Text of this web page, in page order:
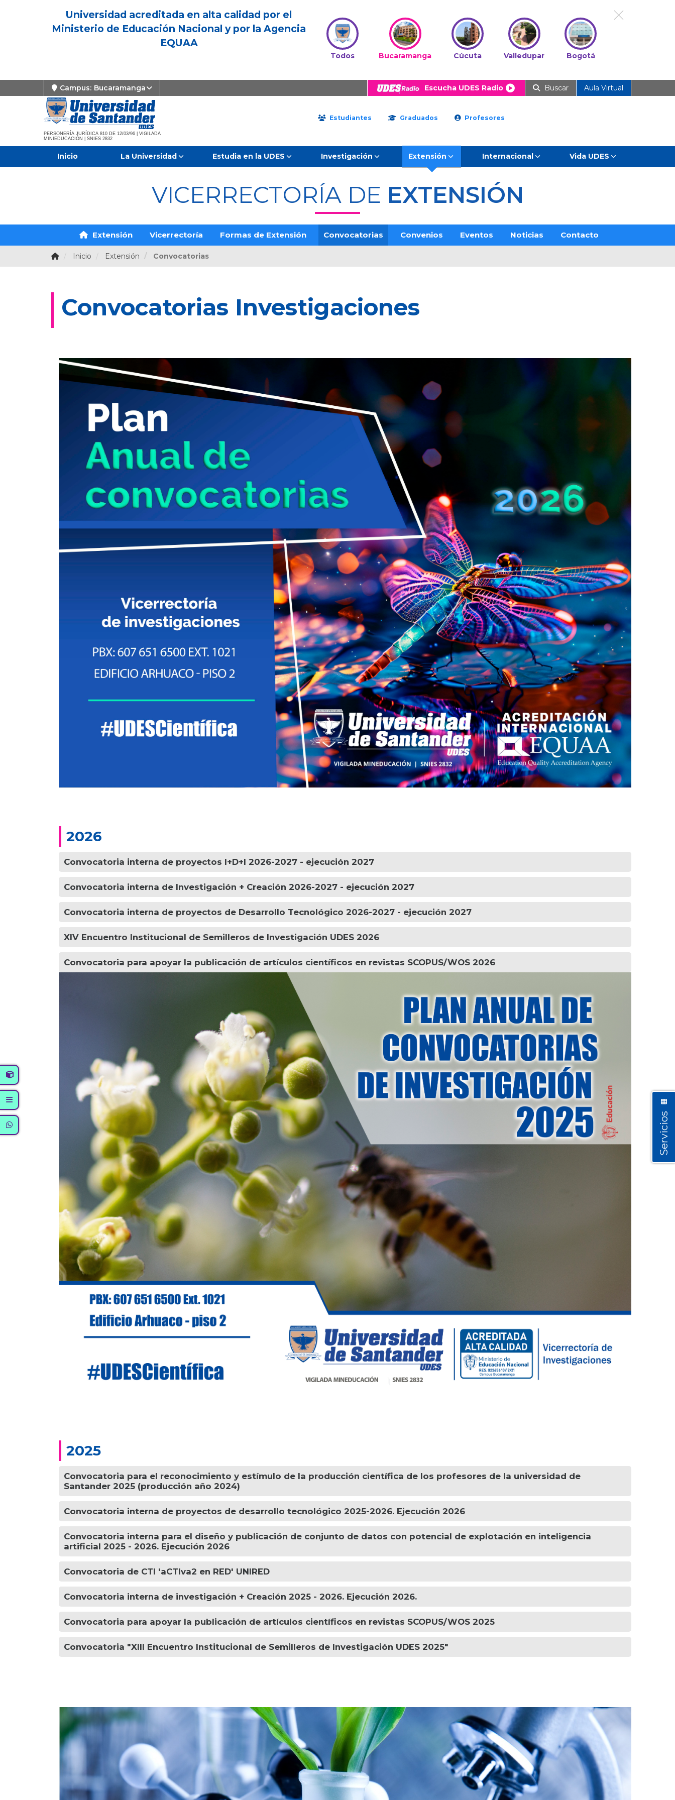
Universidad acreditada en alta calidad por el
Ministerio de Educación Nacional y por la Agencia
EQUAA
Todos Bucaramanga Cúcuta Valledupar Bogotá
Campus: Bucaramanga Escucha UDES Radio Buscar Aula Virtual
PERSONERÍA JURÍDICA 810 DE 12/03/96 | VIGILADA
MINIEDUCACIÓN | SNIES 2832
Estudiantes Graduados Profesores
Inicio La Universidad Estudia en la UDES Investigación Extensión Internacional Vida UDES
VICERRECTORÍA DE EXTENSIÓN
Extensión Vicerrectoría Formas de Extensión Convocatorias Convenios Eventos Noticias Contacto
Inicio Extensión Convocatorias
Convocatorias Investigaciones
2026
Convocatoria interna de proyectos I+D+I 2026-2027 - ejecución 2027
Convocatoria interna de Investigación + Creación 2026-2027 - ejecución 2027
Convocatoria interna de proyectos de Desarrollo Tecnológico 2026-2027 - ejecución 2027
XIV Encuentro Institucional de Semilleros de Investigación UDES 2026
Convocatoria para apoyar la publicación de artículos científicos en revistas SCOPUS/WOS 2026
2025
Convocatoria para el reconocimiento y estímulo de la producción científica de los profesores de la universidad de
Santander 2025 (producción año 2024)
Convocatoria interna de proyectos de desarrollo tecnológico 2025-2026. Ejecución 2026
Convocatoria interna para el diseño y publicación de conjunto de datos con potencial de explotación en inteligencia
artificial 2025 - 2026. Ejecución 2026
Convocatoria de CTI 'aCTIva2 en RED' UNIRED
Convocatoria interna de investigación + Creación 2025 - 2026. Ejecución 2026.
Convocatoria para apoyar la publicación de artículos científicos en revistas SCOPUS/WOS 2025
Convocatoria "XIII Encuentro Institucional de Semilleros de Investigación UDES 2025"
Servicios